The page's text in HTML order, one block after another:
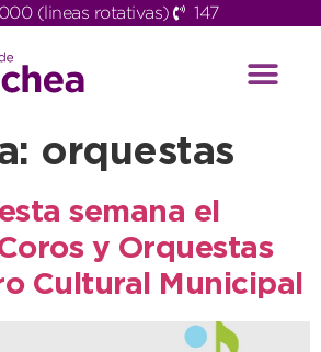
(lineas rotativas) 147
orquestas
semana el
y Orquestas
Cultural Municipal